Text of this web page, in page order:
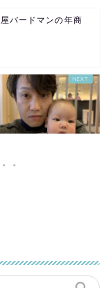
バードマンの年商